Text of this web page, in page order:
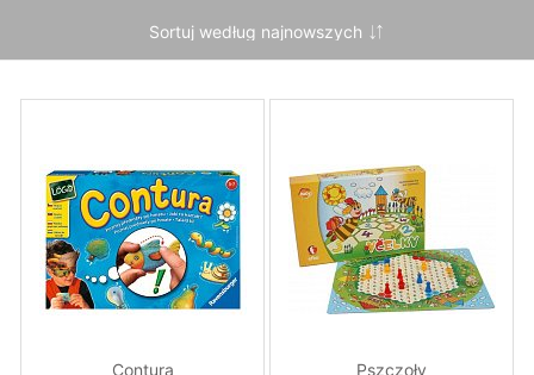
Contura Pszczoły